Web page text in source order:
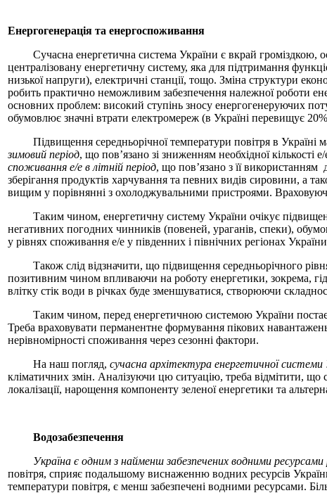
Енергогенерація та енергоспоживання
Сучасна енергетична система України є вкрай громіздкою,
централізовану енергетичну систему, яка для підтримання
низької напруги), електричні станції, тощо. Зміна структури
робить практично неможливим забезпечення належної роботи
основних проблем: високий ступінь зносу енергогенеруючих
обумовлює значні втрати електромереж (в Україні перевищує
Підвищення середньорічної температури повітря в Україні
зимовий період, що пов’язано зі зниженням необхідної
споживання е/е в літній період, що пов’язано з її
зберігання продуктів харчування та певних видів сировини, а
вищим у порівнянні з охолоджувальними пристроями.
Таким чином, енергетичну систему України очікує
негативних погодних чинників (повеней, ураганів, спеки),
у рівнях споживання е/е у південних і північних регіонах
Також слід відзначити, що підвищення середньорічного рівня
позитивним чином впливаючи на роботу енергетики, зокрема,
влітку стік води в річках буде зменшуватися, створюючи
Таким чином, перед енергетичною системою України постає
Треба враховувати перманентне формування пікових
нерівномірності споживання через сезонні фактори.
На наш погляд, сучасна архітектура енергетичної
кліматичних змін. Аналізуючи цю ситуацію, треба відмітити,
локалізації, нарощення компоненту зеленої енергетики та
Водозабезпечення
Україна є одним з найменш забезпечених водними ресурсами
повітря, сприяє подальшому виснаженню водних ресурсів
температури повітря, є менш забезпечені водними ресурсами.